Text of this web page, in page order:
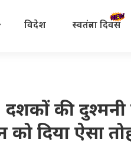
विदेश स्वतंत्रता दिवस
की
दिया ऐसा